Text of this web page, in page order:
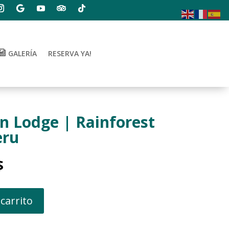
GALERÍA RESERVA YA!
Lodge | Rainforest
El
actual
es:
252.00$.